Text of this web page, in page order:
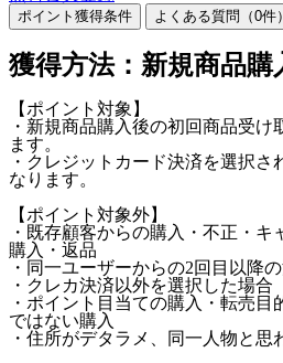
ポイント獲得条件 よくある質問（0件）
獲得方法：新規商品購
【ポイント対象】
・新規商品購入後の初回商品受け
ます。
・クレジットカード決済を選択さ
なります。
【ポイント対象外】
・既存顧客からの購入・不正・
購入・返品
・同一ユーザーからの2回目以降
・クレカ決済以外を選択した場合
・ポイント目当ての購入・転売
ではない購入
・住所がデタラメ、同一人物と思